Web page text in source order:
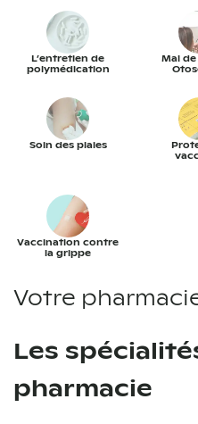
L’entretien de
polymédication
Mal
Soin des plaies
Vaccination contre
la grippe
Votre
Les
pharmacie